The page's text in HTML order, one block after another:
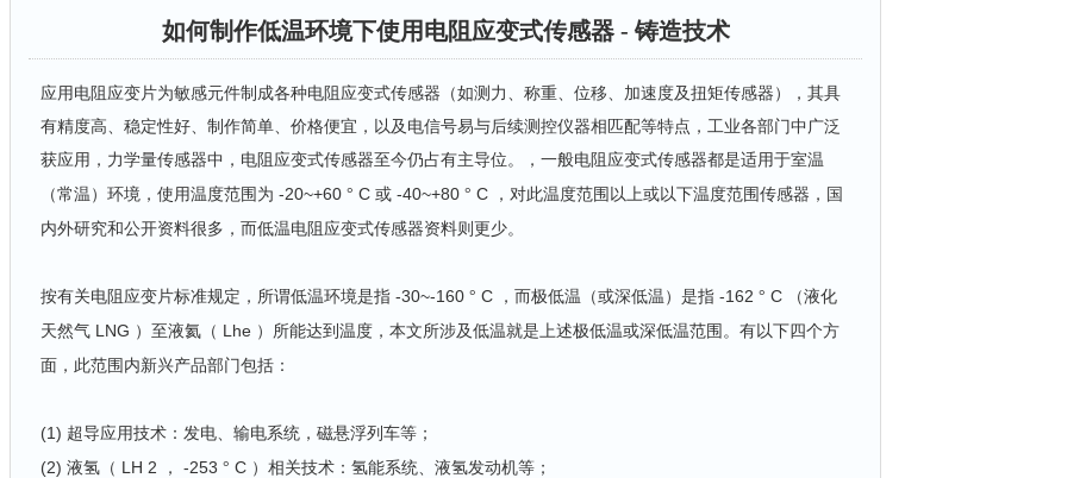
如何制作低温环境下使用电阻应变式传感器 - 铸造技术
应用电阻应变片为敏感元件制成各种电阻应变式传感器（如测力、称重、位移、加速度及扭矩传感器），其具
有精度高、稳定性好、制作简单、价格便宜，以及电信号易与后续测控仪器相匹配等特点，工业各部门中广泛
获应用，力学量传感器中，电阻应变式传感器至今仍占有主导位。，一般电阻应变式传感器都是适用于室温
（常温）环境，使用温度范围为 -20~+60 ° C 或 -40~+80 ° C
，对此温度范围以上或以下温度范围传感器，国
内外研究和公开资料很多，而低温电阻应变式传感器资料则更少。
按有关电阻应变片标准规定，所谓低温环境是指 -30~-160 ° C ，而极低温（或深低温）是指 -162 ° C
（液化
天然气 LNG ）至液氦（ Lhe ）所能达到温度，本文所涉及低温就是上述极低温或深低温范围。有以下四个方
面，此范围内新兴产品部门包括：
(1) 超导应用技术：发电、输电系统，磁悬浮列车等；
(2) 液氢（ LH 2 ， -253 ° C ）相关技术：氢能系统、液氢发动机等；